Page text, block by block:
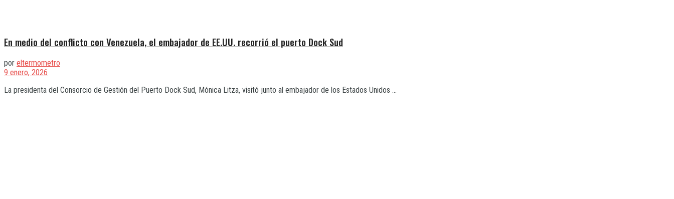
En medio del conflicto con Venezuela, el embajador de EE.UU. recorrió el puerto Dock Sud
por eltermometro
9 enero, 2026
La presidenta del Consorcio de Gestión del Puerto Dock Sud, Mónica Litza, visitó junto al embajador de los Estados Unidos ...